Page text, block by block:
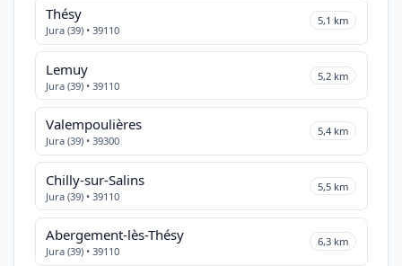
Thésy
Jura (39) • 39110
5,1 km
Lemuy
Jura (39) • 39110
5,2 km
Valempoulières
Jura (39) • 39300
5,4 km
Chilly-sur-Salins
Jura (39) • 39110
5,5 km
Abergement-lès-Thésy
Jura (39) • 39110
6,3 km